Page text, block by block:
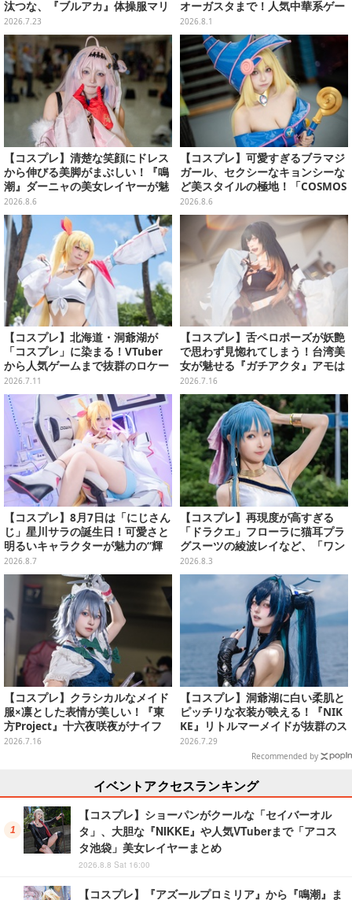
汰つな、『ブルアカ』体操服マリ
ーまで“アコスタ池袋”美麗レイヤ
ー11選【写真50枚】
2026.7.23
オーガスタまで！人気中華系ゲー
ムフィギュアも目が離せない【W
F2026夏】
2026.8.1
【コスプレ】清楚な笑顔にドレス
から伸びる美脚がまぶしい！『鳴
潮』ダーニャの美女レイヤーが魅
せるピュア度120％の笑顔に癒さ
れた【画像8枚】
2026.8.6
【コスプレ】可愛すぎるブラマジ
ガール、セクシーなキョンシーな
ど美スタイルの極地！「COSMOS
創作攝影展」台湾美女レイヤーま
とめ【写真26枚】
2026.8.6
【コスプレ】北海道・洞爺湖が
「コスプレ」に染まる！VTuber
から人気ゲームまで抜群のロケー
ションも必見な美女レイヤー10選
【写真45枚】
2026.7.11
【コスプレ】舌ペロポーズが妖艶
で思わず見惚れてしまう！台湾美
女が魅せる『ガチアクタ』アモは
ハイクオリティーな再現度がすご
い【写真7枚】
2026.7.16
【コスプレ】8月7日は「にじさん
じ」星川サラの誕生日！可愛さと
明るいキャラクターが魅力の“輝
く一番星”な美女レイヤーまとめ
【写真40枚】
2026.8.7
【コスプレ】再現度が高すぎる
「ドラクエ」フローラに猫耳プラ
グスーツの綾波レイなど、「ワン
フェス」に集結した美女レイヤー
7選【写真33枚】
2026.8.3
【コスプレ】クラシカルなメイド
服×凛とした表情が美しい！『東
方Project』十六夜咲夜がナイフ
片手にクールなポージングを魅せ
2026.7.16
【コスプレ】洞爺湖に白い柔肌と
ピッチリな衣装が映える！『NIK
KE』リトルマーメイドが抜群のス
タイルで神秘的な美しさを魅せる
2026.7.29
Recommended by
イベントアクセスランキング
【コスプレ】ショーパンがクールな「セイバーオル
タ」、大胆な『NIKKE』や人気VTuberまで「アコス
タ池袋」美女レイヤーまとめ
2026.8.8 Sat 16:00
【コスプレ】『アズールプロミリア』から『鳴潮』ま